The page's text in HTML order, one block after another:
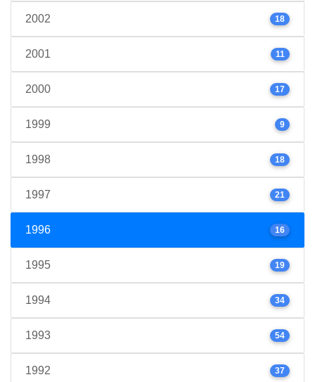
2002 18
2001 11
2000 17
1999 9
1998 18
1997 21
1996 16
1995 19
1994 34
1993 54
1992 37